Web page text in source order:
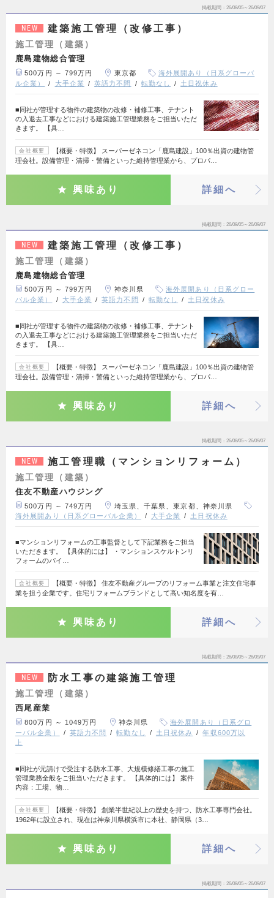
掲載期間 26/08/05～26/09/07
NEW 建築施工管理（改修工事）
施工管理（建築）
鹿島建物総合管理
500万円 ～ 799万円 東京都
海外展開あり（日系グローバ
ル企業）
大手企業 英語力不問 転勤なし 土日祝休み
■同社が管理する物件の建築物の改修・補修工事、テナント
の入退去工事などにおける建築施工管理業務をご担当いただ
きます。 【具…
会社概要
【概要・特徴】 スーパーゼネコン「鹿島建設」100％出資の建物管
理会社。設備管理・清掃・警備といった維持管理業から、プロパ…
興味あり 詳細へ
掲載期間 26/08/05～26/09/07
NEW 建築施工管理（改修工事）
施工管理（建築）
鹿島建物総合管理
500万円 ～ 799万円 神奈川県
海外展開あり（日系グロー
バル企業）
大手企業 英語力不問 転勤なし 土日祝休み
■同社が管理する物件の建築物の改修・補修工事、テナント
の入退去工事などにおける建築施工管理業務をご担当いただ
きます。 【具…
会社概要
【概要・特徴】 スーパーゼネコン「鹿島建設」100％出資の建物管
理会社。設備管理・清掃・警備といった維持管理業から、プロパ…
興味あり 詳細へ
掲載期間 26/08/05～26/09/07
NEW 施工管理職（マンションリフォーム）
施工管理（建築）
住友不動産ハウジング
500万円 ～ 749万円
埼玉県、千葉県、東京都、神奈川県
海外展開あり（日系グローバル企業）
大手企業 土日祝休み
■マンションリフォームの工事監督として下記業務をご担当
いただきます。 【具体的には】 ・マンションスケルトンリ
フォームのパイ…
会社概要
【概要・特徴】 住友不動産グループのリフォーム事業と注文住宅事
業を担う企業です。住宅リフォームブランドとして高い知名度を有…
興味あり 詳細へ
掲載期間 26/08/05～26/09/07
NEW 防水工事の建築施工管理
施工管理（建築）
西尾産業
800万円 ～ 1049万円 神奈川県
海外展開あり（日系グロ
ーバル企業）
英語力不問 転勤なし 土日祝休み
年収600万以
上
■同社が元請けで受注する防水工事、大規模修繕工事の施工
管理業務全般をご担当いただきます。 【具体的には】 案件
内容：工場、物…
会社概要
【概要・特徴】 創業半世紀以上の歴史を持つ、防水工事専門会社。
1962年に設立され、現在は神奈川県横浜市に本社、静岡県（3…
興味あり 詳細へ
掲載期間 26/08/05～26/09/07